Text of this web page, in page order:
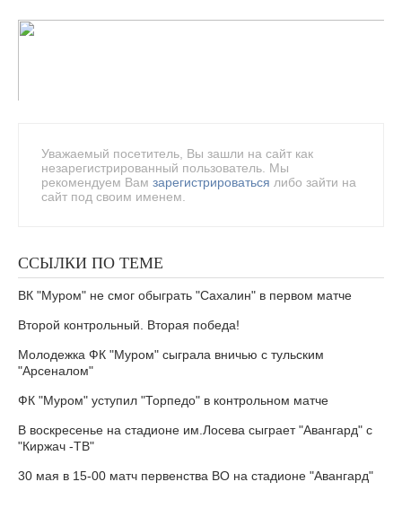
Уважаемый посетитель, Вы зашли на сайт как
незарегистрированный пользователь. Мы
рекомендуем Вам зарегистрироваться либо зайти на
сайт под своим именем.
ССЫЛКИ ПО ТЕМЕ
ВК "Муром" не смог обыграть "Сахалин" в первом матче
Второй контрольный. Вторая победа!
Молодежка ФК "Муром" сыграла вничью с тульским
"Арсеналом"
ФК "Муром" уступил "Торпедо" в контрольном матче
В воскресенье на стадионе им.Лосева сыграет "Авангард" с
"Киржач -ТВ"
30 мая в 15-00 матч первенства ВО на стадионе "Авангард"